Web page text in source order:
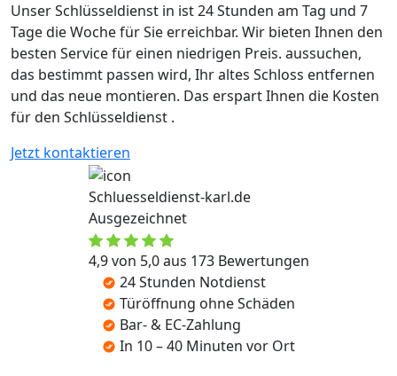
Unser Schlüsseldienst in ist 24 Stunden am Tag und 7
Tage die Woche für Sie erreichbar. Wir bieten Ihnen den
besten Service für einen niedrigen Preis. aussuchen,
das bestimmt passen wird, Ihr altes Schloss entfernen
und das neue montieren. Das erspart Ihnen die Kosten
für den Schlüsseldienst .
Jetzt kontaktieren
Schluesseldienst-karl.de
Ausgezeichnet
4,9 von 5,0 aus 173 Bewertungen
24 Stunden Notdienst
Türöffnung ohne Schäden
Bar- & EC-Zahlung
In 10 – 40 Minuten vor Ort